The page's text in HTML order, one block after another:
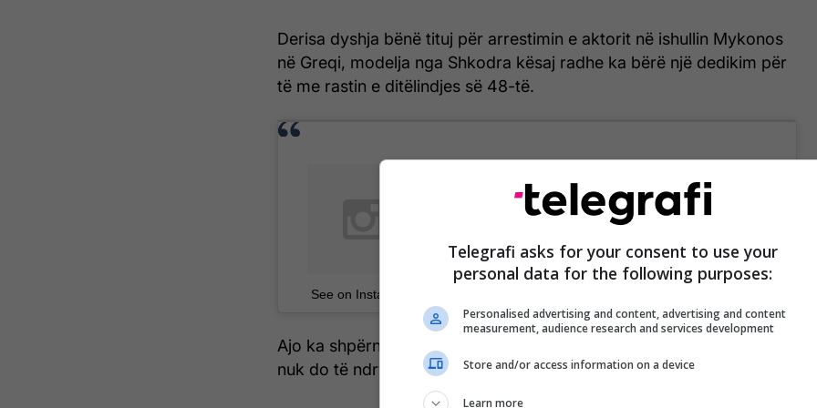
Derisa dyshja bënë tituj për arrestimin e aktorit në ishullin Mykonos
në Greqi, modelja nga Shkodra kësaj radhe ka bërë një dedikim për
të me rastin e ditëlindjes së 48-të.
See on Instagram
Ajo ka shpërndarë një video përkrah bashkëshortit duke treguar se
nuk do të ndryshonte asnjëherë asgjë.
Telegrafi asks for your consent to use your
personal data for the following purposes:
Personalised advertising and content, advertising and content
measurement, audience research and services development
Store and/or access information on a device
Learn more